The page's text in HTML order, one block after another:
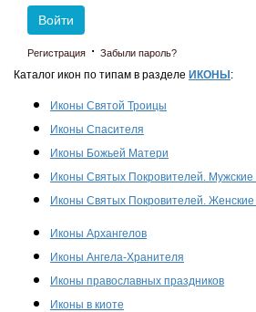
Войти
Регистрация · Забыли пароль?
Каталог икон по типам в разделе ИКОНЫ :
Иконы Святой Троицы
Иконы Спасителя
Иконы Божьей Матери
Иконы Святых Покровителей.
Иконы Святых Покровителей.
Иконы Архангелов
Иконы Ангела-Хранителя
Иконы православных праздников
Иконы в киоте